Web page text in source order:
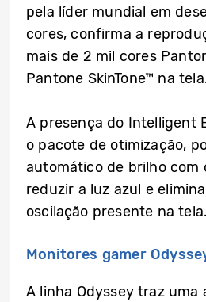
pela líder mundial em
cores, confirma a
mais de 2 mil cores
Pantone SkinTone™ na
A presença do Intelligent
o pacote de otimização,
automático de brilho com
reduzir a luz azul e
oscilação presente na tela.
Monitores gamer
A linha Odyssey traz uma